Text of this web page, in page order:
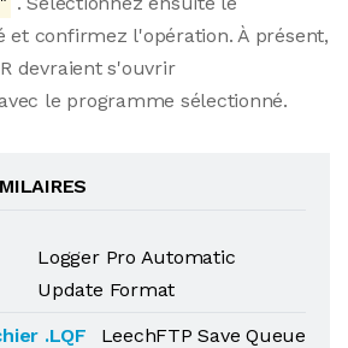
et confirmez l'opération. À présent,
devraient s'ouvrir
le programme sélectionné.
Logger Pro Automatic
Update Format
.LQF
LeechFTP Save Queue